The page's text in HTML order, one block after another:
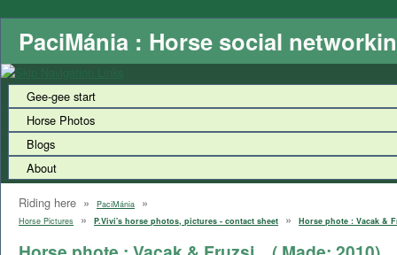
PaciMánia : Horse social
Gee-gee start
Horse Photos
Blogs
About
Riding here » PaciMánia »
Horse Pictures » P.Vivi's horse photos, pictures - contact sheet » Horse phote : Vacak &